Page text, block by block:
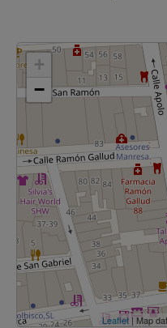
+
−
Leaflet| Map